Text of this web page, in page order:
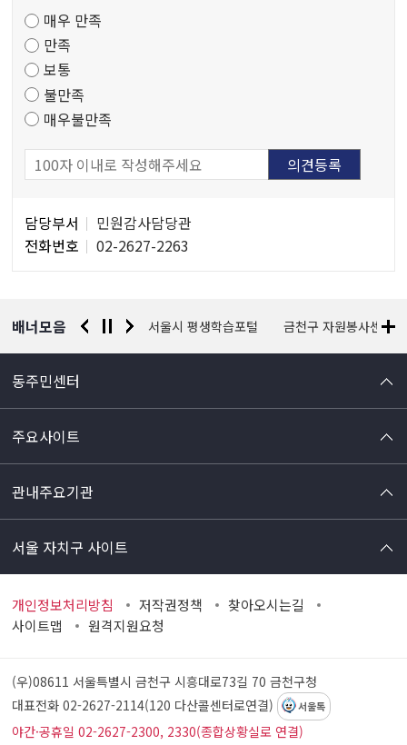
도
조
사
매우 만족
만족
보통
불만족
매우불만족
당
자
담당부서
민원감사담당관
전화번호
02-2627-2263
배너모음
찰청 유실물 통합포털 서울시 평생학습포털 금천구 자원봉사센터
동주민센터
주요사이트
관내주요기관
서울 자치구 사이트
개인정보처리방침 저작권정책
찾아오시는길
사이트맵
원격지원요청
(우)08611 서울특별시 금천구 시흥대로73길 70금천구청
대표전화 02-2627-2114(120 다산콜센터로연결)
서울톡
야간·공휴일 02-2627-2300, 2330(종합상황실로 연결)